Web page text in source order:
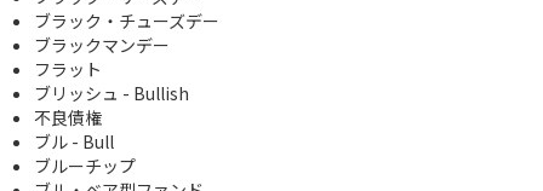
ブラック・チューズデー
ブラックマンデー
フラット
ブリッシュ - Bullish
不良債権
ブル - Bull
ブルーチップ